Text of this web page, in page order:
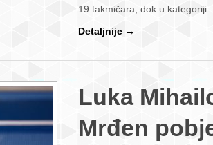
19 takmičara, dok u kategoriji
Detaljnije →
Luka
Mrđen